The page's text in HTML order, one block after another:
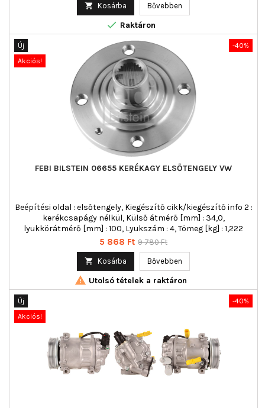
 Kosárba Bővebben
 Raktáron
-40%
Új
Akciós!
FEBI BILSTEIN 06655 KERÉKAGY ELSŐTENGELY VW
Beépítési oldal : elsőtengely, Kiegészítő cikk/kiegészítő info 2 :
kerékcsapágy nélkül, Külső átmérő [mm] : 34,0,
lyukkörátmérő [mm] : 100, Lyukszám : 4, Tömeg [kg] : 1,222
Ár
5 868 Ft Normál
9 780 Ft
 Kosárba Bővebben
 Utolsó tételek a raktáron
-40%
Új
Akciós!